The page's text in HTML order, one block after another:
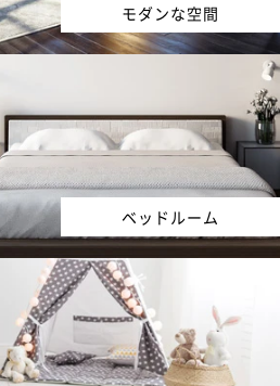
モダンな空間
ベッドルーム